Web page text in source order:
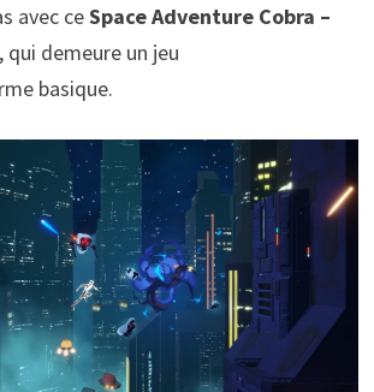
avec ceSpace Adventure Cobra –
qui demeure un jeu
basique.